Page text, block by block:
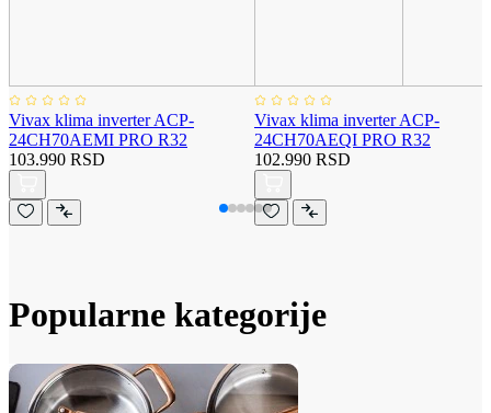
Vivax klima inverter ACP-
24CH70AEMI PRO R32
103.990 RSD
Vivax klima inverter ACP-
24CH70AEQI PRO R32
102.990 RSD
Popularne kategorije